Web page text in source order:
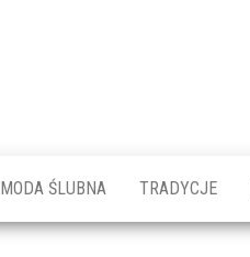
MODA ŚLUBNA TRADYCJE